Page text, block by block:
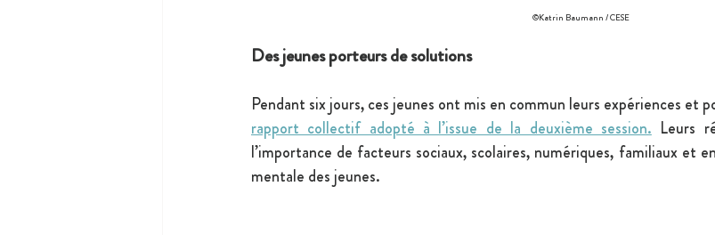
©Katrin Baumann / CESE
Des jeunes porteurs de solutions
rapport collectif adopté à l’issue de la deuxième session. Leurs
l’importance de facteurs sociaux, scolaires, numériques, familiaux et
mentale des jeunes.